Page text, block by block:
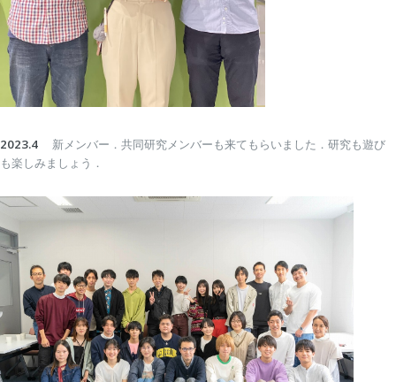
2023.4
新メンバー．共同研究メンバーも来てもらいました．研究も遊び
も楽しみましょう．